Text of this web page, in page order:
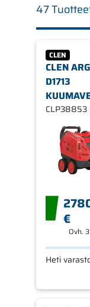
47
CLEN
CLEN
D1713
CLP38853
€
Ovh.
Heti